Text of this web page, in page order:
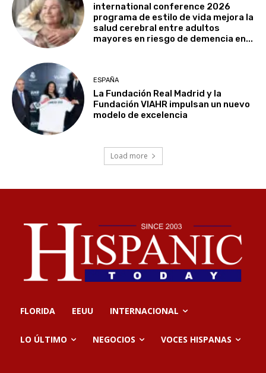
international conference 2026
programa de estilo de vida mejora la
salud cerebral entre adultos
mayores en riesgo de demencia en...
ESPAÑA
La Fundación Real Madrid y la
Fundación VIAHR impulsan un nuevo
modelo de excelencia
Load more
FLORIDA EEUU INTERNACIONAL
LO ÚLTIMO NEGOCIOS VOCES HISPANAS